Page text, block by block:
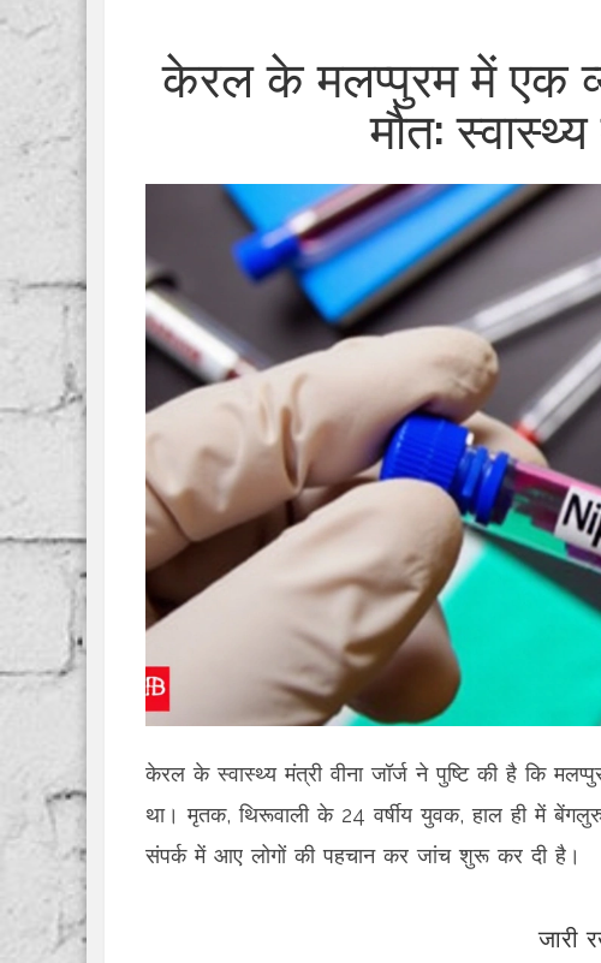
केरल के मलप्पुरम में एक
मौत:
केरल के स्वास्थ्य मंत्री वीना जॉर्ज ने पुष्टि की है कि
था। मृतक, थिरूवाली के 24 वर्षीय युवक, हाल ही में
संपर्क में आए लोगों की पहचान कर जांच शुरू कर दी है।
जारी